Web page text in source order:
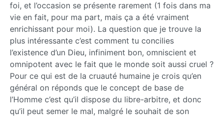
foi, et l’occasion se présente rarement (1 fois dans ma
vie en fait, pour ma part, mais ça a été vraiment
enrichissant pour moi). La question que je trouve la
plus intéressante c’est comment tu concilies
l’existence d’un Dieu, infiniment bon, omniscient et
omnipotent avec le fait que le monde soit aussi cruel ?
Pour ce qui est de la cruauté humaine je crois qu’en
général on réponds que le concept de base de
l’Homme c’est qu’il dispose du libre-arbitre, et donc
qu’il peut semer le mal, malgré le souhait de son